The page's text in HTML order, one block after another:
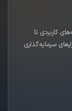
کاربردی تا
سرمایه‌گذاری